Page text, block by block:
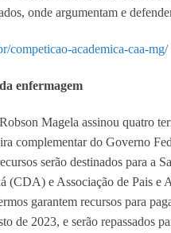
onde argumentam e
competicao-academica-caa-mg/
enfermagem
Magela assinou quatro
complementar do Governo
serão destinados para a
(CDA) e Associação de Pais e
garantem recursos para
de 2023, e serão repassados